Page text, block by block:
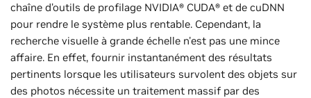
chaîne d’outils de profilage NVIDIA® CUDA® et de cuDNN
pour rendre le système plus rentable. Cependant, la
recherche visuelle à grande échelle n'est pas une mince
affaire. En effet, fournir instantanément des résultats
pertinents lorsque les utilisateurs survolent des objets sur
des photos nécessite un traitement massif par des